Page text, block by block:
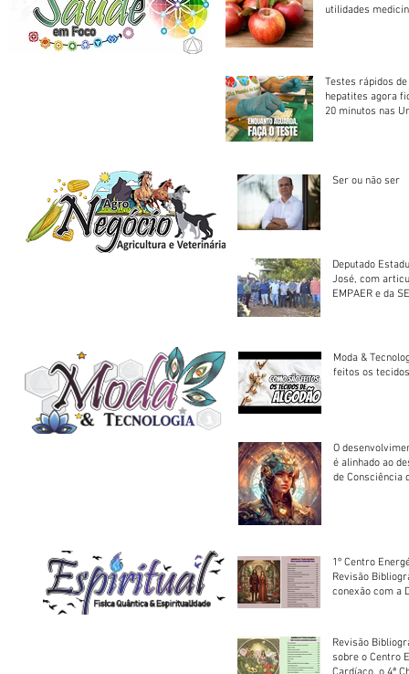
utilidades
Testes rápidos
hepatites agora
20 minutos nas
Ser ou não ser
Deputado
José, com
EMPAER e da
Moda &
feitos os
O
é alinhado ao
de Consciência
1º Centro
Revisão
conexão com a
Revisão
sobre o Centro